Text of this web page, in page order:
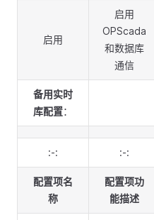
启用
启用
OPScada
和数据库
通信
备用实时
库配置：
:-: :-:
配置项名
称
配置项功
能描述